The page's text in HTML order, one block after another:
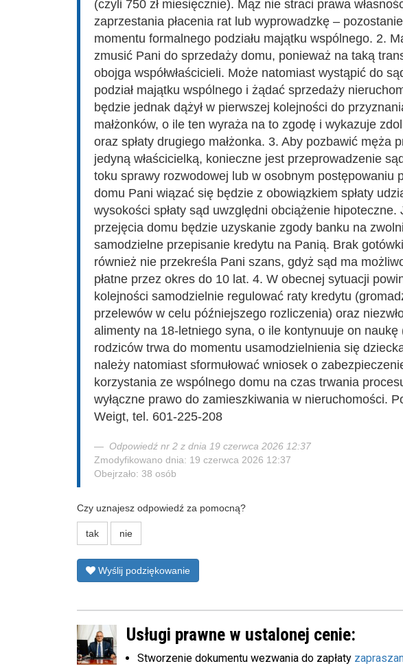
(czyli 750 zł miesięcznie). Mąż nie straci prawa
zaprzestania płacenia rat lub wyprowadzkę –
momentu formalnego podziału majątku wspólnego. 2.
zmusić Pani do sprzedaży domu, ponieważ na taką
obojga współwłaścicieli. Może natomiast wystąpić do
podział majątku wspólnego i żądać sprzedaży
będzie jednak dążył w pierwszej kolejności do
małżonków, o ile ten wyraża na to zgodę i wykazuje
oraz spłaty drugiego małżonka. 3. Aby pozbawić męża
jedyną właścicielką, konieczne jest przeprowadzenie
toku sprawy rozwodowej lub w osobnym postępowaniu
domu Pani wiązać się będzie z obowiązkiem spłaty
wysokości spłaty sąd uwzględni obciążenie
przejęcia domu będzie uzyskanie zgody banku na
samodzielne przepisanie kredytu na Panią. Brak
również nie przekreśla Pani szans, gdyż sąd ma
płatne przez okres do 10 lat. 4. W obecnej sytuacji
kolejności samodzielnie regulować raty kredytu
przelewów w celu późniejszego rozliczenia) oraz
alimenty na 18-letniego syna, o ile kontynuuje on
rodziców trwa do momentu usamodzielnienia się
należy natomiast sformułować wniosek o
korzystania ze wspólnego domu na czas trwania
wyłączne prawo do zamieszkiwania w nieruchomości.
Weigt, tel. 601-225-208
Odpowiedź nr 2 z dnia 19 czerwca 2026 12:37
Zmodyfikowano dnia: 19 czerwca 2026 12:37
Obejrzało: 38 osób
Czy uznajesz odpowiedź za pomocną?
tak nie
Wyślij podziękowanie
Usługi prawne w ustalonej cenie:
Stworzenie dokumentu wezwania do zapłaty